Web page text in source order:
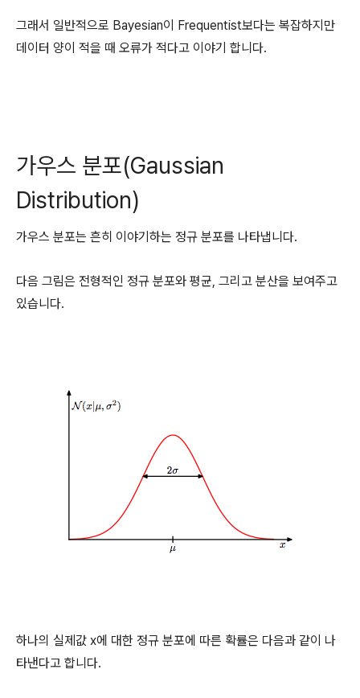
그래서 일반적으로 Bayesian이 Frequentist보다는 복잡하지만
데이터 양이 적을 때 오류가 적다고 이야기 합니다.
가우스 분포(Gaussian
Distribution)
가우스 분포는 흔히 이야기하는 정규 분포를 나타냅니다.
다음 그림은 전형적인 정규 분포와 평균, 그리고 분산을 보여주고
있습니다.
하나의 실제값 x에 대한 정규 분포에 따른 확률은 다음과 같이 나
타낸다고 합니다.